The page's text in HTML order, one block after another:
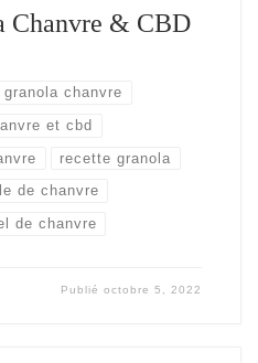
Chanvre & CBD
granola chanvre
et cbd
recette granola
de chanvre
de chanvre
Publiéoctobre 5, 2022